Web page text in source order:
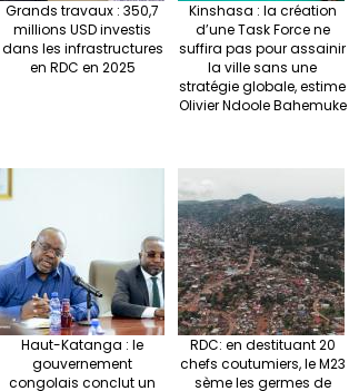
Grands travaux : 350,7
millions USD investis
dans les infrastructures
en RDC en 2025
Kinshasa : la création
d’une Task Force ne
suffira pas pour assainir
la ville sans une
stratégie globale, estime
Olivier Ndoole Bahemuke
Haut-Katanga : le
gouvernement
congolais conclut un
RDC: en destituant 20
chefs coutumiers, le M23
sème les germes de